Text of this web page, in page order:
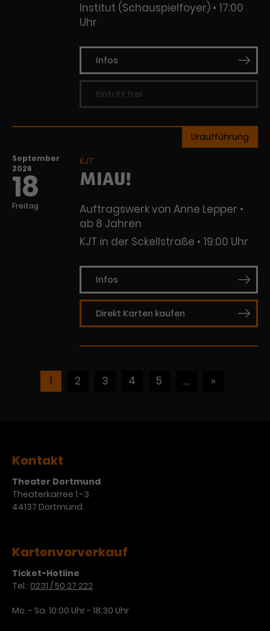
Institut (Schauspielfoyer)
17:00
Uhr
Infos
Eintritt frei
September
2026
18
Freitag
Uraufführung
KJT
MIAU!
Auftragswerk von Anne Lepper •
ab 8 Jahren
KJT in der Sckellstraße
19:00 Uhr
Infos
Direkt Karten kaufen
1 2 3 4 5 .... »
Kontakt
Theater Dortmund
Theaterkarree 1 -3
44137 Dortmund
Kartenvorverkauf
Ticket-Hotline
Tel.: 0231 / 50 27 222
Mo. - Sa. 10:00 Uhr - 18:30 Uhr